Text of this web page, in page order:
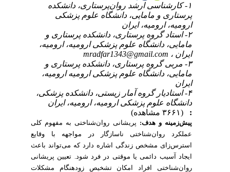
۱- کارشناسی ارشد روان‌پرستاری، دانشکده
پرستاری و مامایی، دانشگاه علوم پزشکی
ارومیه، ارومیه، ایران
۲- استاد گروه پرستاری، دانشکده پرستاری و
مامایی، دانشگاه علوم پزشکی ارومیه، ارومیه،
ایران ، mradfar1343@gmail.com
۳- مربی گروه پرستاری، دانشکده پرستاری و
مامایی، دانشگاه علوم پزشکی ارومیه ارومیه،
ایران
۴- استادیار گروه آمار زیستی، دانشکده پزشکی،
دانشگاه علوم پزشکی ارومیه، ارومیه، ایران
پیش‌زمینه و هدف:پریشانی روان‌شناختی به مفهوم کلی
عملکرد روان‌شناختی ناسازگار در مواجهه با وقایع
استرس‌زای مشخص زندگی اشاره دارد که می‌تواند باعث
ایجاد آسیب دائمی یا موقتی در فرد شود. تعیین پریشانی
روان‌شناختی افراد امکان تشخیص زودهنگام مشکلات